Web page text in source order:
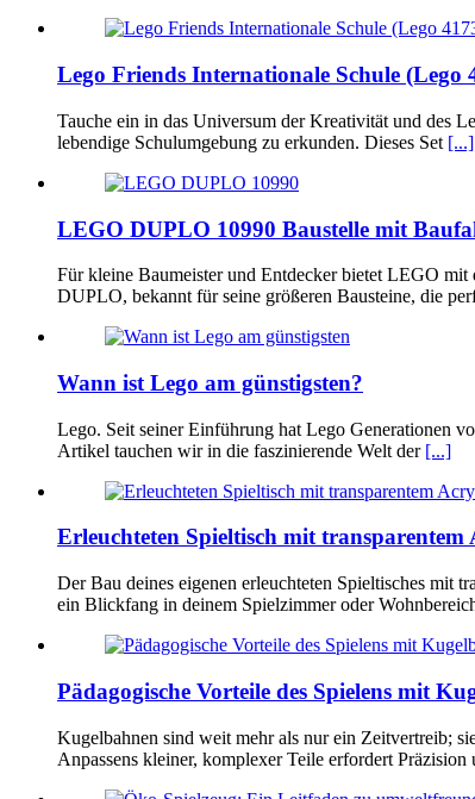
Lego Friends Internationale Schule (Lego
Tauche ein in das Universum der Kreativität und des
lebendige Schulumgebung zu erkunden. Dieses Set [...]
LEGO DUPLO 10990 Baustelle mit
Für kleine Baumeister und Entdecker bietet LEGO
DUPLO, bekannt für seine größeren Bausteine, die
Wann ist Lego am günstigsten?
Lego. Seit seiner Einführung hat Lego Generationen
Artikel tauchen wir in die faszinierende Welt der [...]
Erleuchteten Spieltisch mit transparentem
Der Bau deines eigenen erleuchteten Spieltisches mit
ein Blickfang in deinem Spielzimmer oder
Pädagogische Vorteile des Spielens mit
Kugelbahnen sind weit mehr als nur ein Zeitvertreib;
Anpassens kleiner, komplexer Teile erfordert